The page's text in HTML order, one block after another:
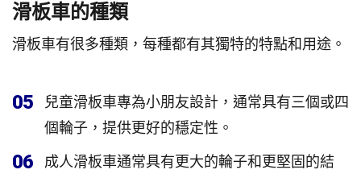
滑板車的種類
滑板車有很多種類，每種都有其獨特的特點和用途。
05
兒童滑板車專為小朋友設計，通常具有三個或四
個輪子，提供更好的穩定性。
06
成人滑板車通常具有更大的輪子和更堅固的結